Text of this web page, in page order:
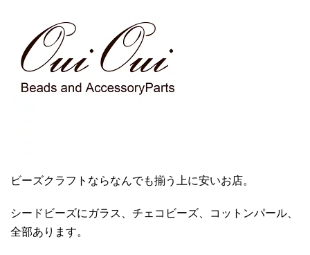
ビーズクラフトならなんでも揃う上に安いお店。
シードビーズにガラス、チェコビーズ、コットンパール、
全部あります。